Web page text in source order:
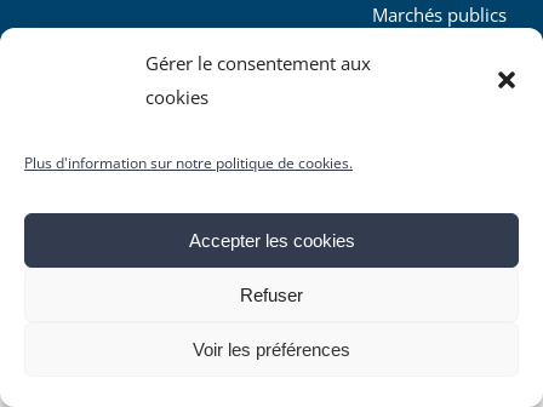
Gérer le consentement aux
cookies
Plus d'information sur notre politique de cookies.
Accepter les cookies
Refuser
Voir les préférences
Marchés publics
L’agglo recrute
réservés
Facebook
X YouTubeInstagram